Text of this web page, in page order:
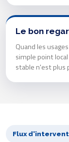
Le bon
Quand les
simple point
stable n'est plus
Flux